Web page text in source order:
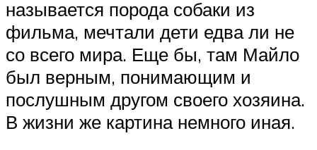
называется порода собаки из
фильма, мечтали дети едва ли не
со всего мира. Еще бы, там Майло
был верным, понимающим и
послушным другом своего хозяина.
В жизни же картина немного иная.